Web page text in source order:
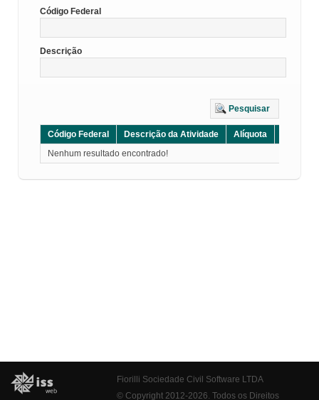
Código Federal
Descrição
Pesquisar
Código Federal Descrição da Atividade Alíquota
Nenhum resultado encontrado!
Fiorilli Sociedade Civil Software LTDA
© Copyright 2012-2026. Todos os Direitos